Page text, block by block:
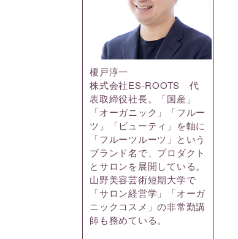
榎戸淳一
株式会社ES-ROOTS 代
表取締役社長。「国産」
「オーガニック」「フルー
ツ」「ビューティ」を軸に
「フルーツルーツ」という
ブランド名で、プロダクト
とサロンを展開している。
山野美容芸術短期大学で
「サロン経営学」「オーガ
ニックコスメ」の非常勤講
師も務めている。